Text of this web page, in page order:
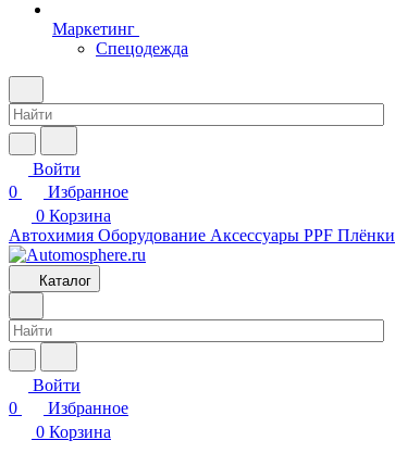
Маркетинг
Спецодежда
Войти
0
Избранное
0 Корзина
Автохимия Оборудование Аксессуары PPF Плёнки
Каталог
Войти
0
Избранное
0 Корзина